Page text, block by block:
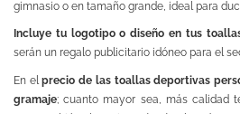
gimnasio o en tamaño grande, ideal para
Incluye tu logotipo o diseño en tus
serán un regalo publicitario idóneo para el
En elprecio de las toallas deportivas
gramaje; cuanto mayor sea, más calidad